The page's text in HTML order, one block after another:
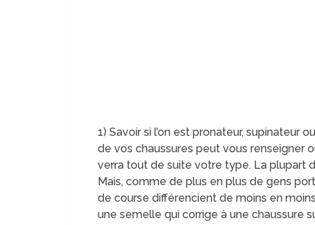
1) Savoir si l’on est pronateur, supinateur
de vos chaussures peut vous renseigner
verra tout de suite votre type. La plupart
Mais, comme de plus en plus de gens
de course différencient de moins en
une semelle qui corrige à une chaussure